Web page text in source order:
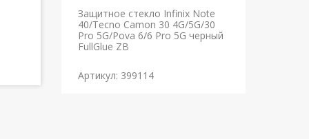
Защитное стекло Infinix Note
40/Tecno Camon 30 4G/5G/30
Pro 5G/Pova 6/6 Pro 5G черный
FullGlue ZB
Артикул: 399114